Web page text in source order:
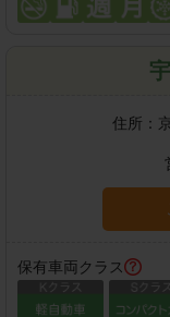
住所：
保有車両クラス